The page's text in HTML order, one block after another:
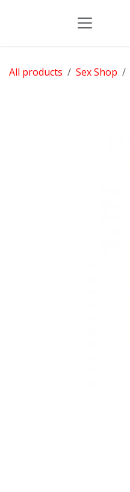
All products Sex Shop